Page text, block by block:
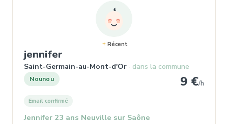
Récent
jennifer
Saint-Germain-au-Mont-d'Or dans la commune
Nounou 9 €/h
Email confirmé
Jennifer 23 ans Neuville sur Saône